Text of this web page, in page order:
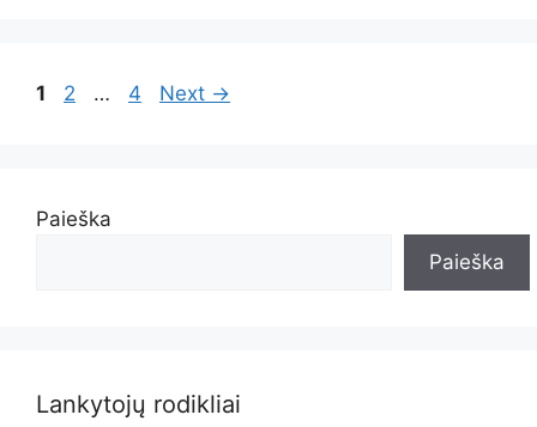
Page
1 Page
2 … Page
4 Next →
Paieška
Paieška
Lankytojų rodikliai